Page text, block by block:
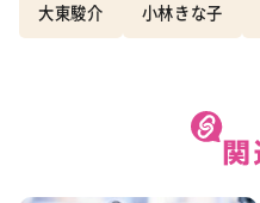
大東駿介 小林きな子